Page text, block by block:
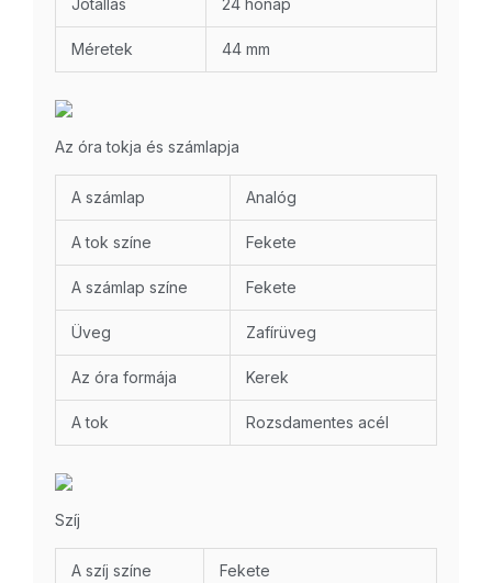
Jótállás 24 hónap
Méretek 44 mm
Az óra tokja és számlapja
A számlap Analóg
A tok színe Fekete
A számlap színe Fekete
Üveg Zafírüveg
Az óra formája Kerek
A tok Rozsdamentes acél
Szíj
A szíj színe Fekete